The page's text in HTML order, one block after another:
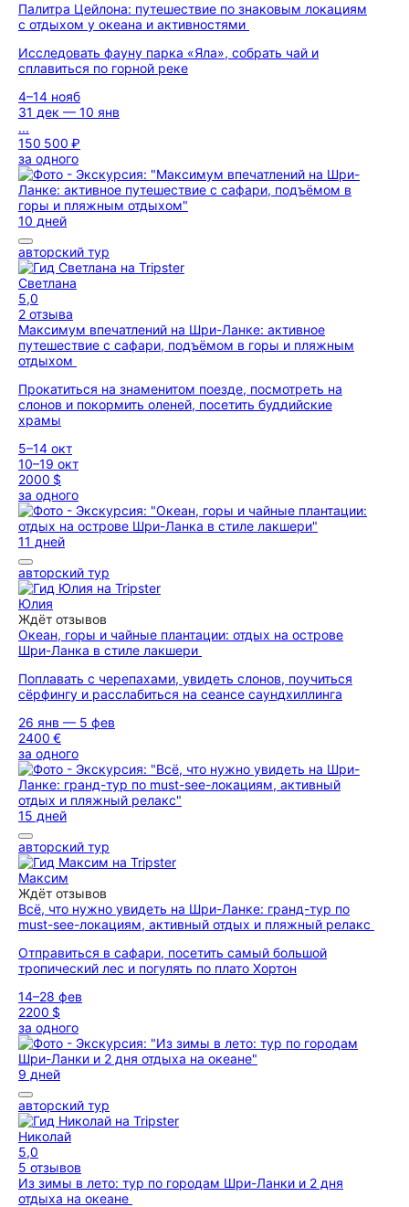
Палитра Цейлона: путешествие по знаковым локациям
с отдыхом у океана и активностями
Исследовать фауну парка «Яла», собрать чай и
сплавиться по горной реке
4–14 нояб
31 дек — 10 янв
...
150 500 ₽
за одного
10 дней
авторский тур
Светлана
5,0
2 отзыва
Максимум впечатлений на Шри-Ланке: активное
путешествие с сафари, подъёмом в горы и пляжным
отдыхом
Прокатиться на знаменитом поезде, посмотреть на
слонов и покормить оленей, посетить буддийские
храмы
5–14 окт
10–19 окт
2000 $
за одного
11 дней
авторский тур
Юлия
Ждёт отзывов
Океан, горы и чайные плантации: отдых на острове
Шри-Ланка в стиле лакшери
Поплавать с черепахами, увидеть слонов, поучиться
сёрфингу и расслабиться на сеансе саундхиллинга
26 янв — 5 фев
2400 €
за одного
15 дней
авторский тур
Максим
Ждёт отзывов
Всё, что нужно увидеть на Шри-Ланке: гранд-тур по
must-see-локациям, активный отдых и пляжный релакс
Отправиться в сафари, посетить самый большой
тропический лес и погулять по плато Хортон
14–28 фев
2200 $
за одного
9 дней
авторский тур
Николай
5,0
5 отзывов
Из зимы в лето: тур по городам Шри-Ланки и 2 дня
отдыха на океане